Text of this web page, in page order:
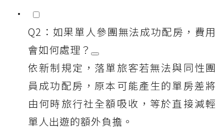
Q2：如果單人參團無法成功配房，費用
會如何處理？
依新制規定，落單旅客若無法與同性團
員成功配房，原本可能產生的單房差將
由何時旅行社全額吸收，等於直接減輕
單人出遊的額外負擔。